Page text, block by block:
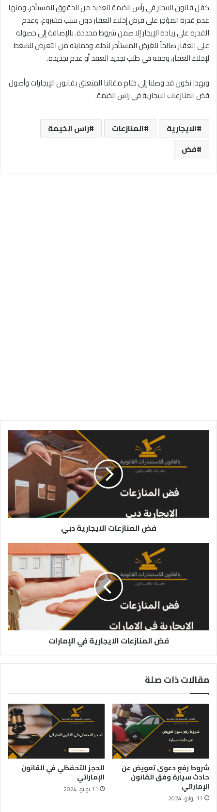
كفل قانون الايجار في رأس الخيمة العديد من الحقوق للمستأجر، ومنها
عدم قدرة المؤجر على فرض إخلاء العقار دون سبب مشروع، وعدم
القدرة على زيادة الإيجار إلا ضمن شروط محددة. بالإضافة إلى حصوله
على العقار صالحاً للغرض المستأجر لأجله، وحمايته من التعرض للضغط
لإخلاء العقار، وحقه في طلب تجديد العقد أو عدم تجديده.
وبهذا نكون قد وصلنا إلى ختام مقالنا المتعلق بقانون الإيجارات وأصول
فض المنازعات الايجارية في راس الخيمة.
الايجارية المنازعات
راس الخيمة
فض
فض المنازعات الايجارية دبي
فض المنازعات الايجارية في الإمارات
مقالات ذات صلة
شروط رفع دعوى تعويض عن
حادث سيارة وفق القانون
الإماراتي
11 يوليو، 2024
الحجز التحفظي في القانون
الإماراتي
11 يوليو، 2024